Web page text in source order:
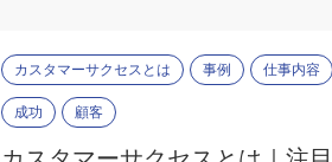
カスタマーサクセスとは 事例 仕事内容
成功 顧客